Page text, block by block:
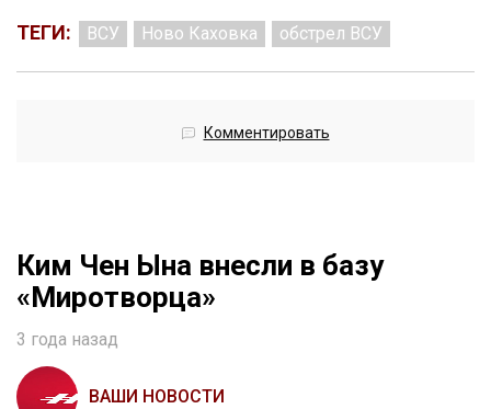
ТЕГИ: ВСУ Ново Каховка обстрел ВСУ
Комментировать
Ким Чен Ына внесли в базу
«Миротворца»
3 года назад
ВАШИ НОВОСТИ